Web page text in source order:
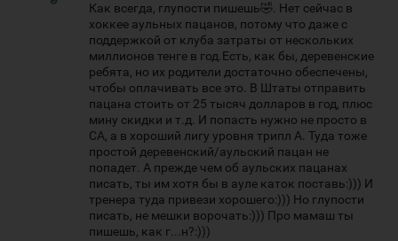
Как всегда, глупости пишешь🤣. Нет сейчас в
хоккее аульных пацанов, потому что даже с
поддержкой от клуба затраты от нескольких
миллионов тенге в год.Есть, как бы, деревенские
ребята, но их родители достаточно обеспечены,
чтобы оплачивать все это. В Штаты отправить
пацана стоить от 25 тысяч долларов в год, плюс
мину скидки и т.д. И попасть нужно не просто в
СА, а в хороший лигу уровня трипл А. Туда тоже
простой деревенский/аульский пацан не
попадет. А прежде чем об аульских пацанах
писать, ты им хотя бы в ауле каток поставь:))) И
тренера туда привези хорошего:))) Но глупости
писать, не мешки ворочать:))) Про мамаш ты
пишешь, как г...н?:)))